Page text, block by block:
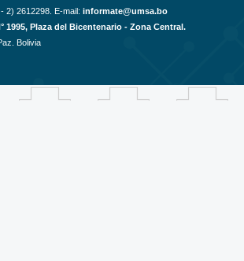
2) 2612298. E-mail: informate@umsa.bo
1995, Plaza del Bicentenario - Zona Central.
Bolivia